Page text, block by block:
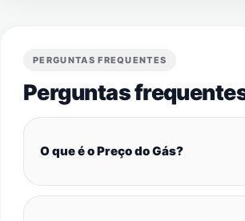
PERGUNTAS FREQUENTES
Perguntas
O que é o Preço do Gás?